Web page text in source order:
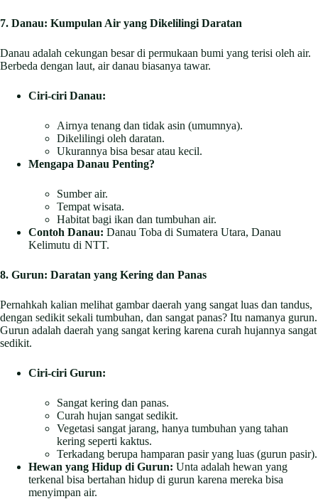
7. Danau: Kumpulan Air yang Dikelilingi Daratan
Danau adalah cekungan besar di permukaan bumi yang terisi oleh air.
Berbeda dengan laut, air danau biasanya tawar.
Ciri-ciri Danau:
Airnya tenang dan tidak asin (umumnya).
Dikelilingi oleh daratan.
Ukurannya bisa besar atau kecil.
Mengapa Danau Penting?
Sumber air.
Tempat wisata.
Habitat bagi ikan dan tumbuhan air.
Contoh Danau: Danau Toba di Sumatera Utara, Danau
Kelimutu di NTT.
8. Gurun: Daratan yang Kering dan Panas
Pernahkah kalian melihat gambar daerah yang sangat luas dan tandus,
dengan sedikit sekali tumbuhan, dan sangat panas? Itu namanya gurun.
Gurun adalah daerah yang sangat kering karena curah hujannya sangat
sedikit.
Ciri-ciri Gurun:
Sangat kering dan panas.
Curah hujan sangat sedikit.
Vegetasi sangat jarang, hanya tumbuhan yang tahan
kering seperti kaktus.
Terkadang berupa hamparan pasir yang luas (gurun pasir).
Hewan yang Hidup di Gurun: Unta adalah hewan yang
terkenal bisa bertahan hidup di gurun karena mereka bisa
menyimpan air.